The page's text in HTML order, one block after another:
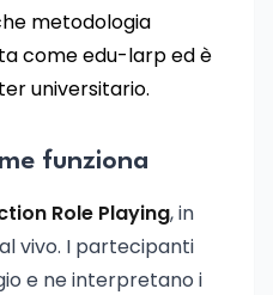
metodologia
come edu-larp ed è
universitario.
funziona
Role Playing, in
vivo. I partecipanti
e ne interpretano i